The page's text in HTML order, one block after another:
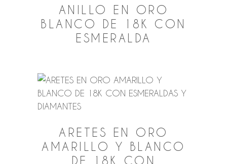
ANILLO EN ORO
BLANCO DE 18K CON
ESMERALDA
ARETES EN ORO
AMARILLO Y BLANCO
DE 18K CON